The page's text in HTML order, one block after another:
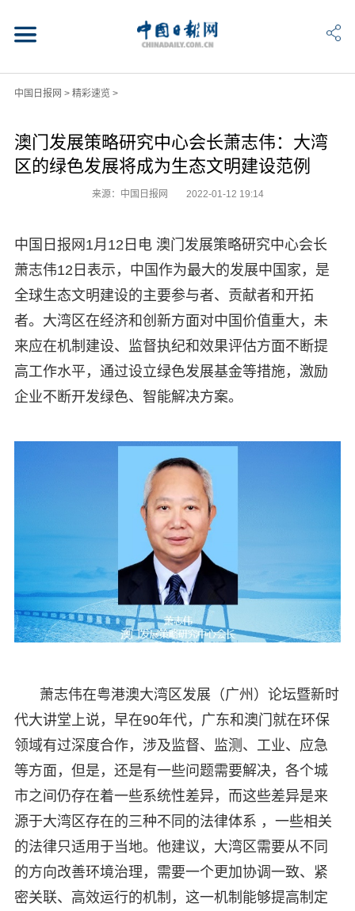
中国日报网 > 精彩速览>
澳门发展策略研究中心会长萧志伟：大湾
区的绿色发展将成为生态文明建设范例
来源：中国日报网 2022-01-12 19:14
中国日报网1月12日电 澳门发展策略研究中心会长
萧志伟12日表示，中国作为最大的发展中国家，是
全球生态文明建设的主要参与者、贡献者和开拓
者。大湾区在经济和创新方面对中国价值重大，未
来应在机制建设、监督执纪和效果评估方面不断提
高工作水平，通过设立绿色发展基金等措施，激励
企业不断开发绿色、智能解决方案。
萧志伟在粤港澳大湾区发展（广州）论坛暨新时
代大讲堂上说，早在90年代，广东和澳门就在环保
领域有过深度合作，涉及监督、监测、工业、应急
等方面，但是，还是有一些问题需要解决，各个城
市之间仍存在着一些系统性差异，而这些差异是来
源于大湾区存在的三种不同的法律体系 ，一些相关
的法律只适用于当地。他建议，大湾区需要从不同
的方向改善环境治理，需要一个更加协调一致、紧
密关联、高效运行的机制，这一机制能够提高制定